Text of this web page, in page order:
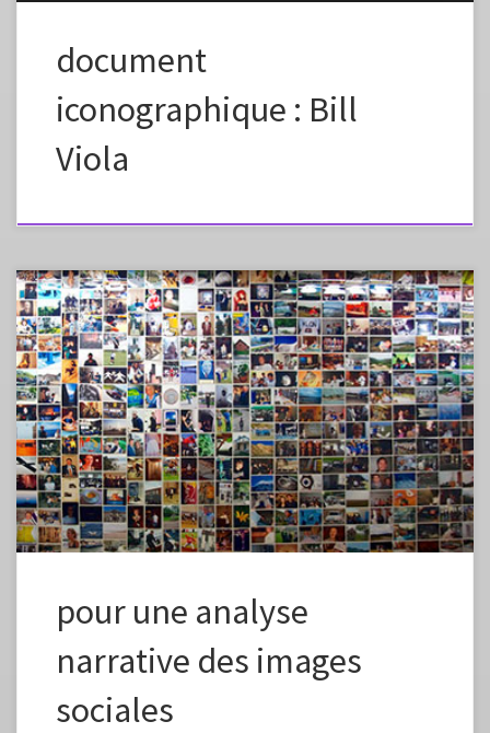
document
iconographique : Bill
Viola
Plein écranappuyez sur esc pour sortir du mode plein écran Source de
l’article:http://imagesociale.fr/4573 Voir aussi:La narration visuelle,
travail du spectateur:http://imagesociale.fr/4605
pour une analyse
narrative des images
sociales